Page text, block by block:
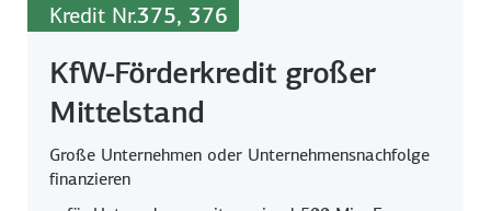
Kredit Nr.375, 376
KfW-Förderkredit großer
Mittelstand
Große Unternehmen oder Unternehmensnachfolge
finanzieren